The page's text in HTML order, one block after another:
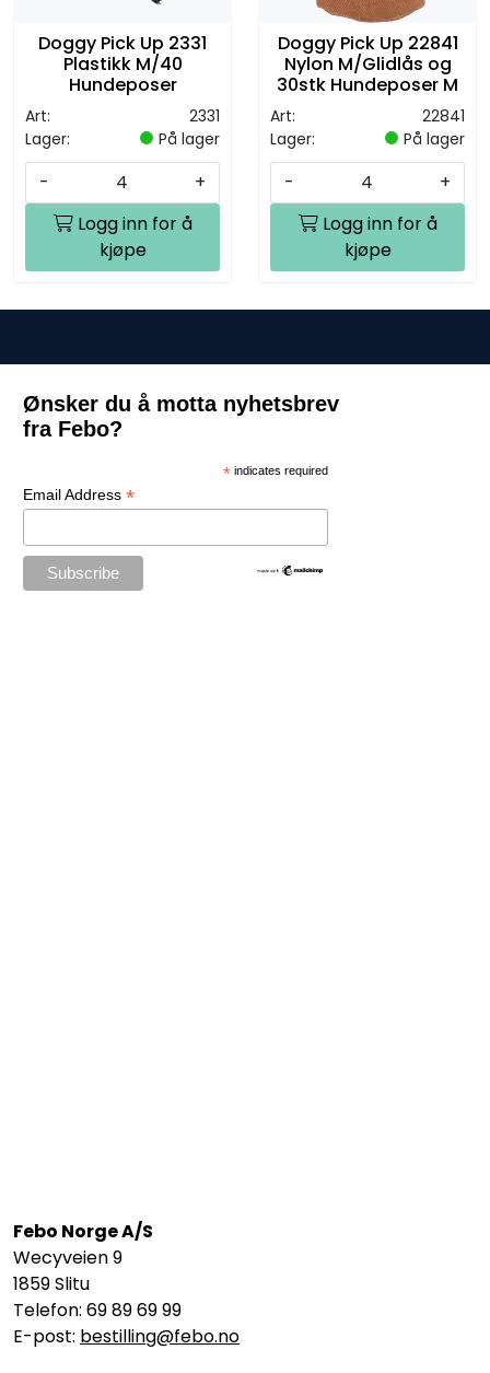
Doggy Pick Up 2331
Plastikk M/40
Hundeposer
Art:
2331
Lager:
På lager
-
+
Logg inn for å
kjøpe
Doggy Pick Up 22841
Nylon M/Glidlås og
30stk Hundeposer M
Art:
22841
Lager:
På lager
-
+
Logg inn for å
kjøpe
Ønsker du å motta nyhetsbrev
fra Febo?
* indicates required
Email Address *
Febo Norge A/S
Wecyveien 9
1859 Slitu
Telefon: 69 89 69 99
E-post: bestilling@febo.no